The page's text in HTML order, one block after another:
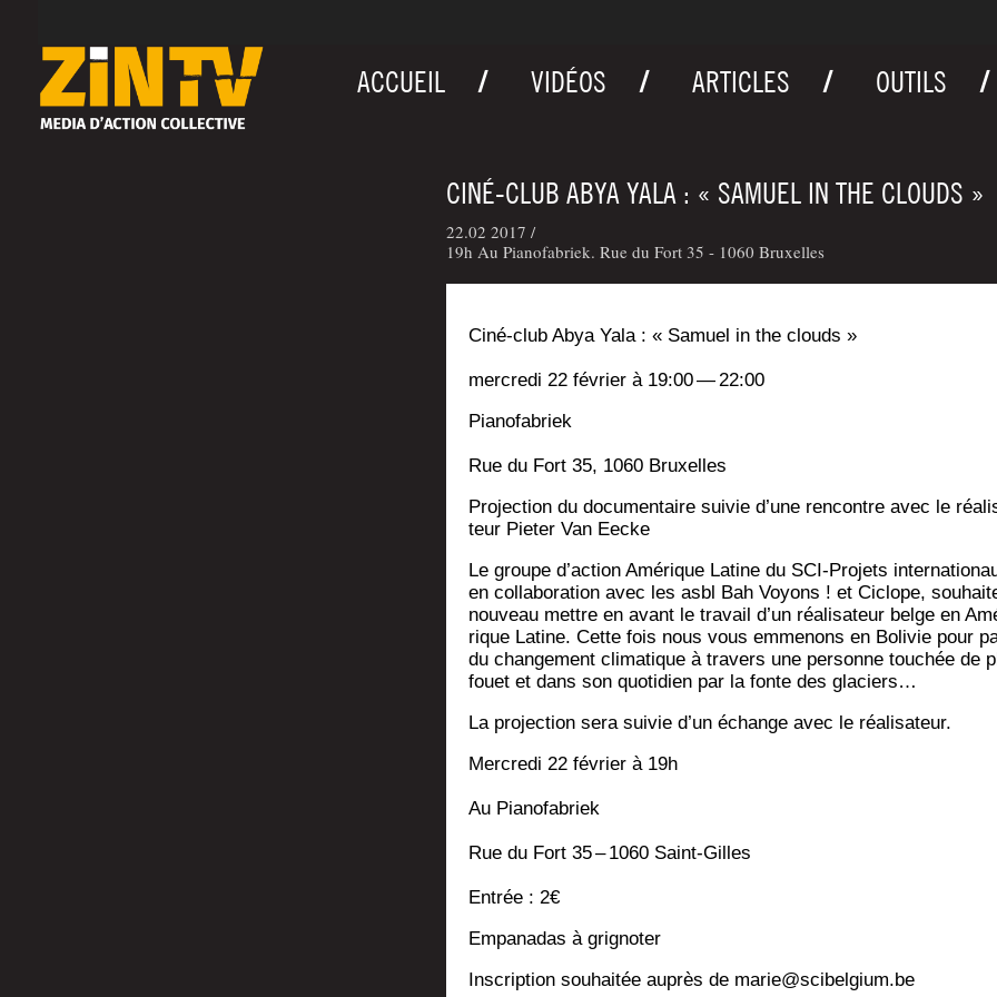
ACCUEIL VIDÉOS ARTICLES OUTILS
CINÉ-CLUB ABYA YALA : « SAMUEL IN THE CLOUDS »
22.02 2017 /
19h Au Pianofabriek. Rue du Fort 35 - 1060 Bruxelles
Ciné-club Abya Yala : « Samuel in the clouds »
mer­cre­di 22 février à 19:00 — 22:00
Pia­no­fa­briek
Rue du Fort 35, 1060 Bruxelles
Pro­jec­tion du docu­men­taire sui­vie d’une ren­contre avec le
teur Pie­ter Van Eecke
Le groupe d’action Amé­rique Latine du SCI-Pro­jets
en col­la­bo­ra­tion avec les asbl Bah Voyons ! et Ciclope,
nou­veau mettre en avant le tra­vail d’un réa­li­sa­teur belge en
rique Latine. Cette fois nous vous emme­nons en Boli­vie pour
du chan­ge­ment cli­ma­tique à tra­vers une per­sonne tou­chée de
fouet et dans son quo­ti­dien par la fonte des glaciers…
La pro­jec­tion sera sui­vie d’un échange avec le réalisateur.
Mer­cre­di 22 février à 19h
Au Pia­no­fa­briek
Rue du Fort 35 – 1060 Saint-Gilles
Entrée : 2€
Empa­na­das à grignoter
Ins­crip­tion sou­hai­tée auprès de marie@scibelgium.be